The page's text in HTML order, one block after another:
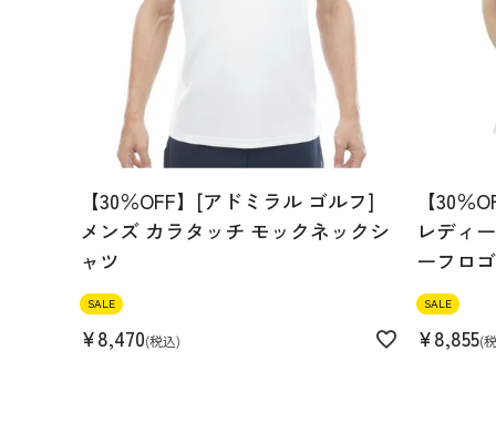
【30％OFF】[アドミラル ゴルフ]
メンズ カラタッチ モックネックシ
ャツ
SALE
¥8,470 税込
【30％
レディ
ーフロ
SALE
¥8,855